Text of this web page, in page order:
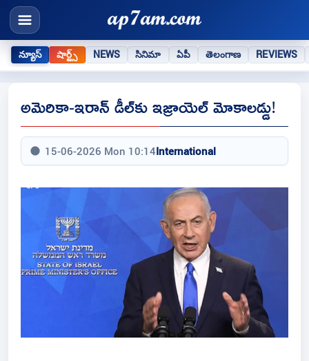
న్యూస్ షార్ట్స్ NEWS సినిమా ఏపీ తెలంగాణ REVIEWS
అమెరికా-ఇరాన్ డీల్‌కు ఇజ్రాయెల్ మోకాలడ్డు!
15-06-2026 Mon 10:14International